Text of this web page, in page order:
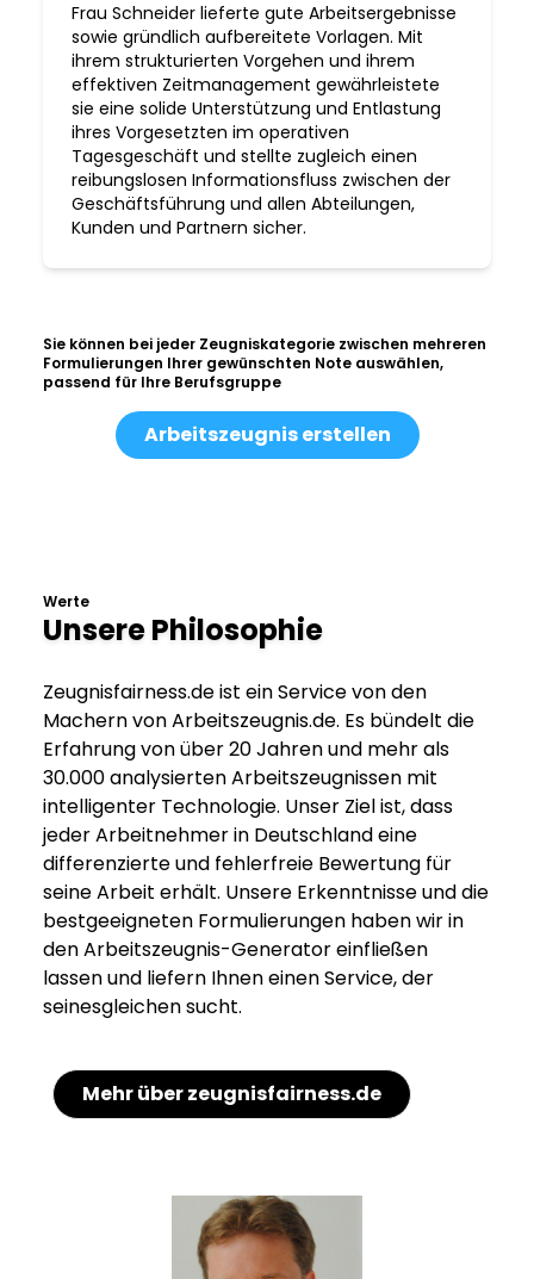
Frau Schneider lieferte gute Arbeitsergebnisse
sowie gründlich aufbereitete Vorlagen. Mit
ihrem strukturierten Vorgehen und ihrem
effektiven Zeitmanagement gewährleistete
sie eine solide Unterstützung und Entlastung
ihres Vorgesetzten im operativen
Tagesgeschäft und stellte zugleich einen
reibungslosen Informationsfluss zwischen der
Geschäftsführung und allen Abteilungen,
Kunden und Partnern sicher.
Sie können bei jeder Zeugniskategorie zwischen mehreren
Formulierungen Ihrer gewünschten Note auswählen,
passend für Ihre Berufsgruppe
Arbeitszeugnis erstellen
Werte
Unsere Philosophie
Zeugnisfairness.de ist ein Service von den
Machern von Arbeitszeugnis.de. Es bündelt die
Erfahrung von über 20 Jahren und mehr als
30.000 analysierten Arbeitszeugnissen mit
intelligenter Technologie. Unser Ziel ist, dass
jeder Arbeitnehmer in Deutschland eine
differenzierte und fehlerfreie Bewertung für
seine Arbeit erhält. Unsere Erkenntnisse und die
bestgeeigneten Formulierungen haben wir in
den Arbeitszeugnis-Generator einfließen
lassen und liefern Ihnen einen Service, der
seinesgleichen sucht.
Mehr über zeugnisfairness.de